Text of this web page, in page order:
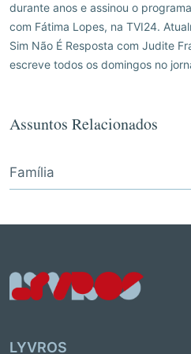
durante anos e assinou o
com Fátima Lopes, na TVI24.
Sim Não É Resposta com Judite
escreve todos os domingos no
Assuntos Relacionados
Família
LYVROS